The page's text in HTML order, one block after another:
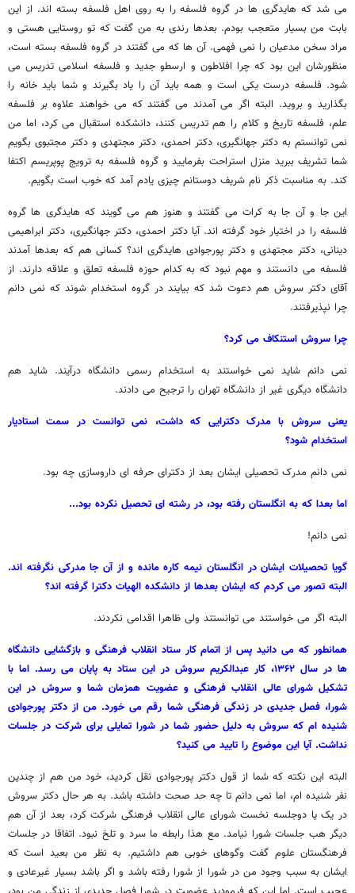
می شد که هایدگری ها در گروه فلسفه را به روی اهل فلسفه بسته اند. از این
بابت من بسیار متعجب بودم. بعدها رندی به من گفت که تو روستایی هستی و
مراد سخن مدعیان را نمی فهمی. آن ها که می گفتند در گروه فلسفه بسته است،
منظورشان این بود که چرا افلاطون و ارسطو جدید و فلسفه اسلامی تدریس می
شود. فلسفه درست یکی است و همه باید آن را یاد بگیرند و شما باید خانه را
بگذارید و بروید. البته اگر می آمدند می گفتند که می خواهند علاوه بر فلسفه
علم، فلسفه تاریخ و کلام را هم تدریس کنند، دانشکده استقبال می کرد، اما من
نمی توانستم به دکتر جهانگیری، دکتر احمدی، دکتر مجتهدی و دکتر مجتبوی بگویم
شما تشریف ببرید منزل استراحت بفرمایید و گروه فلسفه به ترویج پوپریسم اکتفا
کند. به مناسبت ذکر نام شریف دوستانم چیزی یادم آمد که خوب است بگویم.
این جا و آن جا به کرات می گفتند و هنوز هم می گویند که هایدگری ها گروه
فلسفه را در اختیار خود گرفته اند. آیا دکتر احمدی، دکتر جهانگیری، دکتر ابراهیمی
دینانی، دکتر مجتهدی و دکتر پورجوادی هایدگری اند؟ کسانی هم که بعدها آمدند
فلسفه می دانستند و مهم نبود که به کدام حوزه فلسفه تعلق و علاقه دارند. از
آقای دکتر سروش هم دعوت شد که بیایند در گروه استخدام شوند که نمی دانم
چرا نپذیرفتند.
چرا سروش استنکاف می کرد؟
نمی دانم شاید نمی خواستند به استخدام رسمی دانشگاه درآیند. شاید هم
دانشگاه دیگری غیر از دانشگاه تهران را ترجیح می دادند.
یعنی سروش با مدرک دکترایی که داشت، نمی توانست در سمت استادیار
استخدام شود؟
نمی دانم مدرک تحصیلی ایشان بعد از دکترای حرفه ای داروسازی چه بود.
اما بعدا که به انگلستان رفته بود، در رشته ای تحصیل نکرده بود...
نمی دانم!
گویا تحصیلات ایشان در انگلستان نیمه کاره مانده و از آن جا مدرکی نگرفته اند.
البته تصور می کردم که ایشان بعدها از دانشکده الهیات دکترا گرفته اند؟
البته اگر می خواستند می توانستند ولی ظاهرا اقدامی نکردند.
همانطور که می دانید پس از اتمام کار ستاد انقلاب فرهنگی و بازگشایی دانشگاه
ها در سال ۱۳۶۲، کار عبدالکریم سروش در این ستاد به پایان می رسد. اما با
تشکیل شورای عالی انقلاب فرهنگی و عضویت همزمان شما و سروش در این
شورا، فصل جدیدی در زندگی فرهنگی شما رقم می خورد. من از دکتر پورجوادی
شنیده ام که سروش به دلیل حضور شما در شورا تمایلی برای شرکت در جلسات
نداشت. آیا این موضوع را تایید می کنید؟
البته این نکته که شما از قول دکتر پورجوادی نقل کردید، خود من هم از چندین
نفر شنیده ام، اما نمی دانم تا چه حد صحت داشته باشد. به هر حال دکتر سروش
در یک یا دوجلسه نخست شورای عالی انقلاب فرهنگی شرکت کرد، بعد از آن هم
دیگر هب جلسات شورا نیامد. مع هذا رابطه ما سرد و تلخ نبود. اتفاقا در جلسات
فرهنگستان علوم گفت وگوهای خوبی هم داشتیم. به نظر من بعید است که
ایشان به سبب وجود من در شورا از شورا رفته باشد و اگر باشد بسیار غیرعادی و